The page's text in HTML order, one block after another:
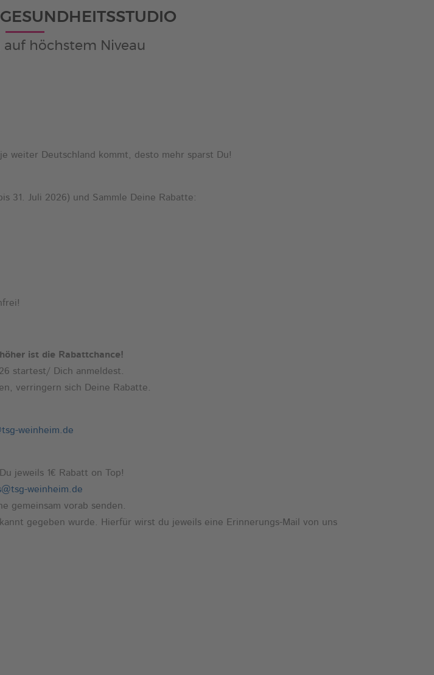
auf höchstem Niveau
weiter Deutschland kommt, desto mehr sparst Du!
31. Juli 2026) und Sammle Deine Rabatte:
ist die Rabattchance!
startest/ Dich anmeldest.
verringern sich Deine Rabatte.
weinheim.de
jeweils 1€ Rabatt on Top!
weinheim.de
gemeinsam vorab senden.
gegeben wurde. Hierfür wirst du jeweils eine Erinnerungs-Mail von uns